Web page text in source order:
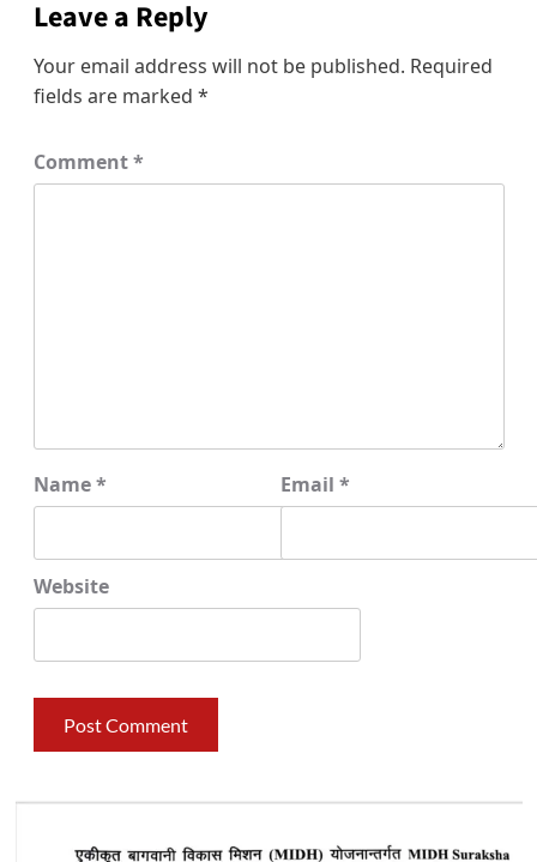
Leave a Reply
Your email address will not be published. Required
fields are marked *
Comment*
Name* Email *
Website